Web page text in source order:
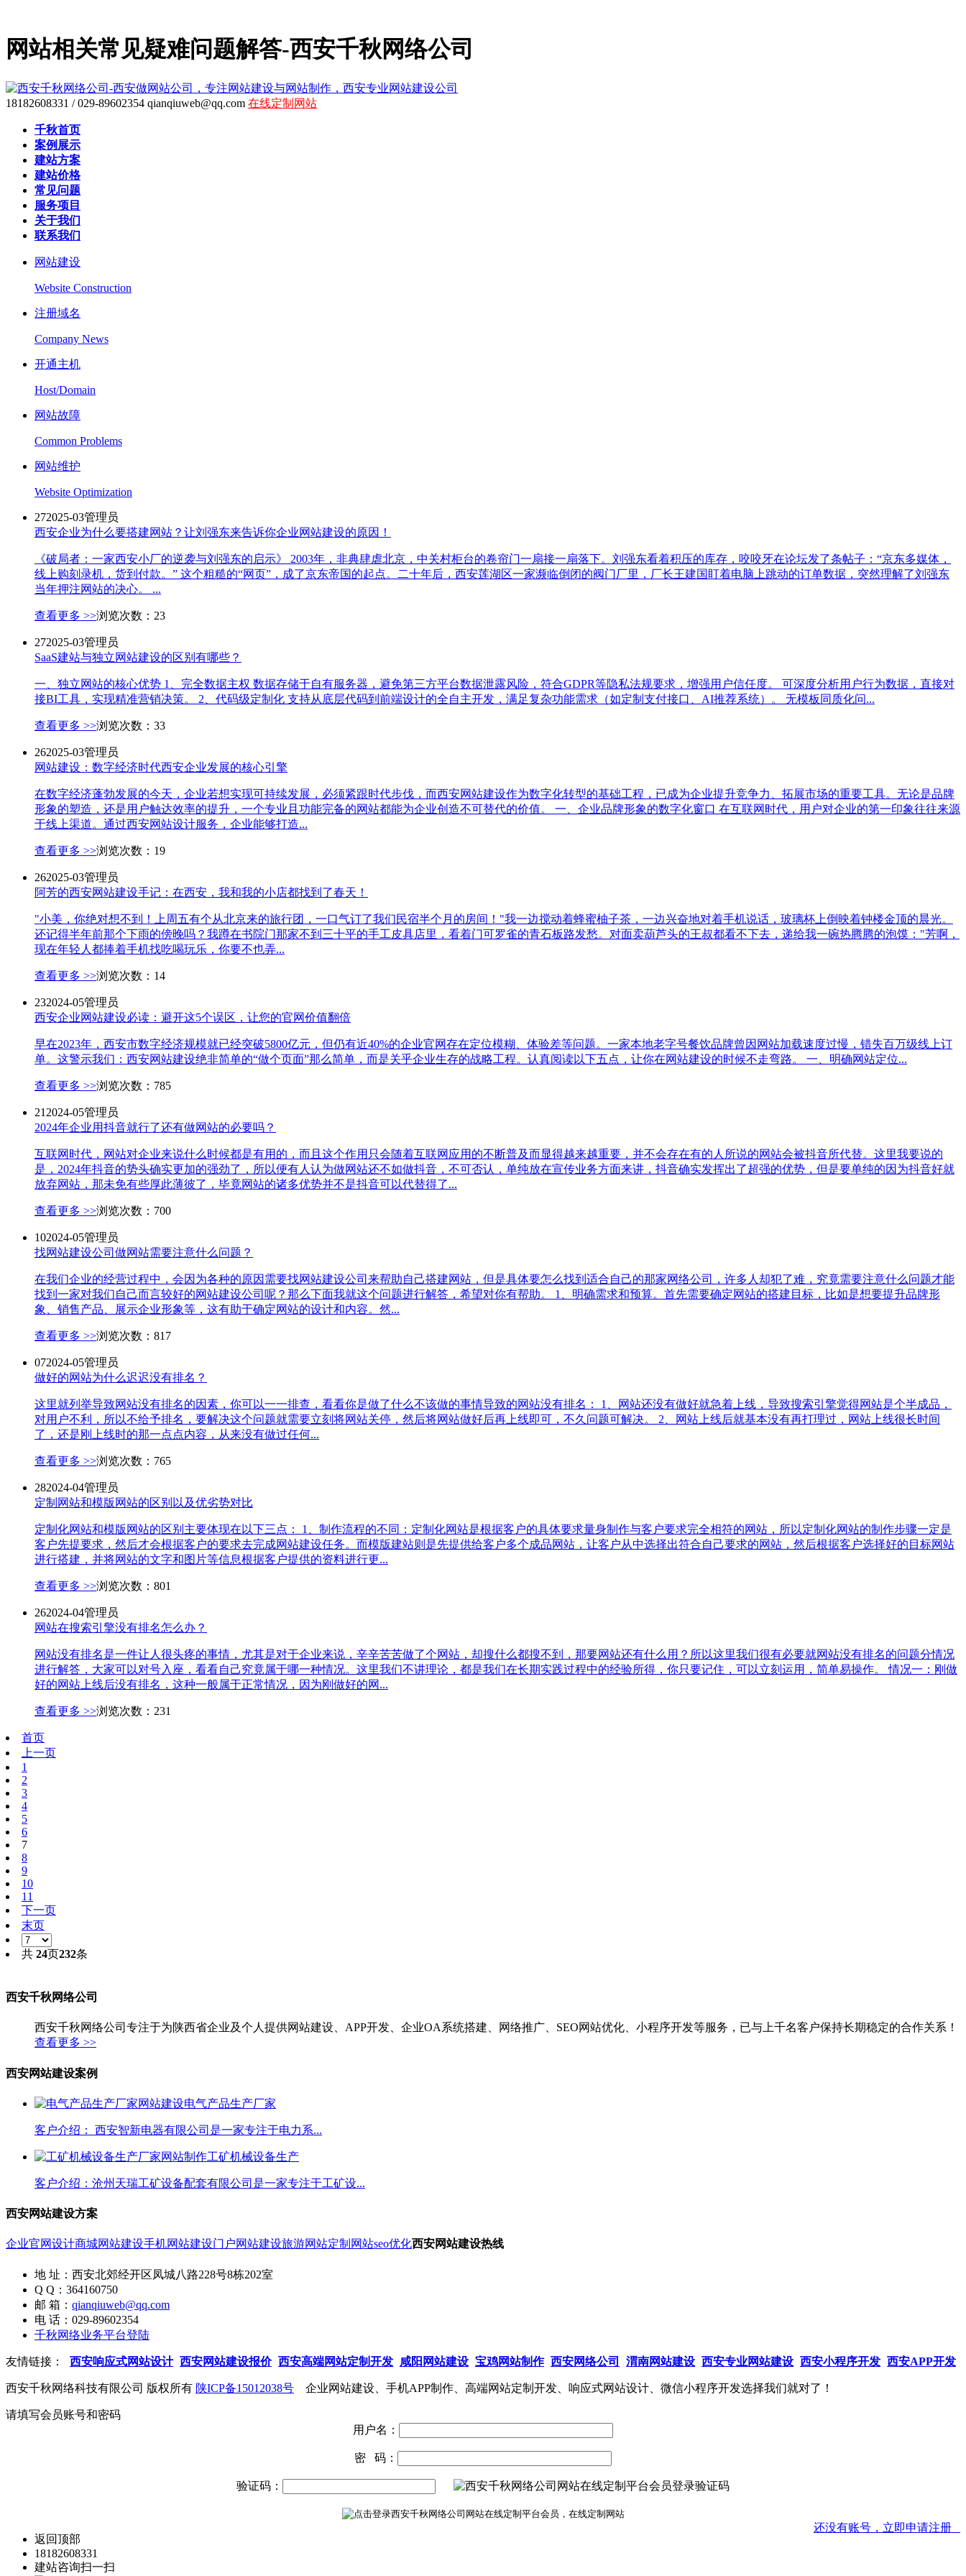
网站相关常见疑难问题解答-西安千秋网络公司
18182608331 / 029-89602354 qianqiuweb@qq.com 在线定制网站
千秋首页
案例展示
建站方案
建站价格
常见问题
服务项目
关于我们
联系我们
网站建设
Website Construction
注册域名
Company News
开通主机
Host/Domain
网站故障
Common Problems
网站维护
Website Optimization
272025-03管理员
西安企业为什么要搭建网站？让刘强东来告诉你企业网站建设的原因！
《破局者：一家西安小厂的逆袭与刘强东的启示》 2003年，非典肆虐北京，中关村柜台的卷帘门一扇接一扇落下。刘强东看着积压的库存，咬咬牙在论坛发了条帖子：“京东多媒体，
线上购刻录机，货到付款。” 这个粗糙的“网页”，成了京东帝国的起点。二十年后，西安莲湖区一家濒临倒闭的阀门厂里，厂长王建国盯着电脑上跳动的订单数据，突然理解了刘强东
当年押注网站的决心。 ...
查看更多 >>浏览次数：23
272025-03管理员
SaaS建站与独立网站建设的区别有哪些？
一、独立网站的核心优势 1、完全数据主权 数据存储于自有服务器，避免第三方平台数据泄露风险，符合GDPR等隐私法规要求，增强用户信任度。 可深度分析用户行为数据，直接对
接BI工具，实现精准营销决策。 2、代码级定制化 支持从底层代码到前端设计的全自主开发，满足复杂功能需求（如定制支付接口、AI推荐系统）。 无模板同质化问...
查看更多 >>浏览次数：33
262025-03管理员
网站建设：数字经济时代西安企业发展的核心引擎
在数字经济蓬勃发展的今天，企业若想实现可持续发展，必须紧跟时代步伐，而西安网站建设作为数字化转型的基础工程，已成为企业提升竞争力、拓展市场的重要工具。无论是品牌
形象的塑造，还是用户触达效率的提升，一个专业且功能完备的网站都能为企业创造不可替代的价值。 一、企业品牌形象的数字化窗口 在互联网时代，用户对企业的第一印象往往来源
于线上渠道。通过西安网站设计服务，企业能够打造...
查看更多 >>浏览次数：19
262025-03管理员
阿芳的西安网站建设手记：在西安，我和我的小店都找到了春天！
"小美，你绝对想不到！上周五有个从北京来的旅行团，一口气订了我们民宿半个月的房间！"我一边搅动着蜂蜜柚子茶，一边兴奋地对着手机说话，玻璃杯上倒映着钟楼金顶的晨光。
还记得半年前那个下雨的傍晚吗？我蹲在书院门那家不到三十平的手工皮具店里，看着门可罗雀的青石板路发愁。对面卖葫芦头的王叔都看不下去，递给我一碗热腾腾的泡馍："芳啊，
现在年轻人都捧着手机找吃喝玩乐，你要不也弄...
查看更多 >>浏览次数：14
232024-05管理员
西安企业网站建设必读：避开这5个误区，让您的官网价值翻倍
早在2023年，西安市数字经济规模就已经突破5800亿元，但仍有近40%的企业官网存在定位模糊、体验差等问题。一家本地老字号餐饮品牌曾因网站加载速度过慢，错失百万级线上订
单。这警示我们：西安网站建设绝非简单的“做个页面”那么简单，而是关乎企业生存的战略工程。认真阅读以下五点，让你在网站建设的时候不走弯路。 一、明确网站定位...
查看更多 >>浏览次数：785
21 2024-05管理员
2024年企业用抖音就行了还有做网站的必要吗？
互联网时代，网站对企业来说什么时候都是有用的，而且这个作用只会随着互联网应用的不断普及而显得越来越重要，并不会存在有的人所说的网站会被抖音所代替。这里我要说的
是，2024年抖音的势头确实更加的强劲了，所以便有人认为做网站还不如做抖音，不可否认，单纯放在宣传业务方面来讲，抖音确实发挥出了超强的优势，但是要单纯的因为抖音好就
放弃网站，那未免有些厚此薄彼了，毕竟网站的诸多优势并不是抖音可以代替得了...
查看更多 >>浏览次数：700
102024-05管理员
找网站建设公司做网站需要注意什么问题？
在我们企业的经营过程中，会因为各种的原因需要找网站建设公司来帮助自己搭建网站，但是具体要怎么找到适合自己的那家网络公司，许多人却犯了难，究竟需要注意什么问题才能
找到一家对我们自己而言较好的网站建设公司呢？那么下面我就这个问题进行解答，希望对你有帮助。 1、明确需求和预算。首先需要确定网站的搭建目标，比如是想要提升品牌形
象、销售产品、展示企业形象等，这有助于确定网站的设计和内容。然...
查看更多 >>浏览次数：817
072024-05管理员
做好的网站为什么迟迟没有排名？
这里就列举导致网站没有排名的因素，你可以一一排查，看看你是做了什么不该做的事情导致的网站没有排名： 1、网站还没有做好就急着上线，导致搜索引擎觉得网站是个半成品，
对用户不利，所以不给予排名，要解决这个问题就需要立刻将网站关停，然后将网站做好后再上线即可，不久问题可解决。 2、网站上线后就基本没有再打理过，网站上线很长时间
了，还是刚上线时的那一点点内容，从来没有做过任何...
查看更多 >>浏览次数：765
282024-04管理员
定制网站和模版网站的区别以及优劣势对比
定制化网站和模版网站的区别主要体现在以下三点： 1、制作流程的不同：定制化网站是根据客户的具体要求量身制作与客户要求完全相符的网站，所以定制化网站的制作步骤一定是
客户先提要求，然后才会根据客户的要求去完成网站建设任务。而模版建站则是先提供给客户多个成品网站，让客户从中选择出符合自己要求的网站，然后根据客户选择好的目标网站
进行搭建，并将网站的文字和图片等信息根据客户提供的资料进行更...
查看更多 >>浏览次数：801
262024-04管理员
网站在搜索引擎没有排名怎么办？
网站没有排名是一件让人很头疼的事情，尤其是对于企业来说，辛辛苦苦做了个网站，却搜什么都搜不到，那要网站还有什么用？所以这里我们很有必要就网站没有排名的问题分情况
进行解答，大家可以对号入座，看看自己究竟属于哪一种情况。这里我们不讲理论，都是我们在长期实践过程中的经验所得，你只要记住，可以立刻运用，简单易操作。 情况一：刚做
好的网站上线后没有排名，这种一般属于正常情况，因为刚做好的网...
查看更多 >>浏览次数：231
首页
上一页
1
2
3
4
5
6
7
8
9
10
11
下一页
末页
共 24页232条
西安千秋网络公司
西安千秋网络公司专注于为陕西省企业及个人提供网站建设、APP开发、企业OA系统搭建、网络推广、SEO网站优化、小程序开发等服务，已与上千名客户保持长期稳定的合作关系！
查看更多 >>
西安网站建设案例
电气产品生产厂家
客户介绍： 西安智新电器有限公司是一家专注于电力系...
工矿机械设备生产
客户介绍：沧州天瑞工矿设备配套有限公司是一家专注于工矿设...
西安网站建设方案
企业官网设计商城网站建设手机网站建设门户网站建设旅游网站定制 网站seo优化西安网站建设热线
地 址：西安北郊经开区凤城八路228号8栋202室
Q Q：364160750
邮 箱： qianqiuweb@qq.com
电 话：029-89602354
千秋网络业务平台登陆
友情链接： 西安响应式网站设计 西安网站建设报价 西安高端网站定制开发 咸阳网站建设 宝鸡网站制作 西安网络公司 渭南网站建设 西安专业网站建设 西安小程序开发 西安APP开发
西安千秋网络科技有限公司 版权所有 陕ICP备15012038号 企业网站建设、手机APP制作、高端网站定制开发、响应式网站设计、微信小程序开发选择我们就对了！
请填写会员账号和密码
用户名：
密 码：
验证码：
还没有账号，立即申请注册
返回顶部
18182608331
建站咨询扫一扫